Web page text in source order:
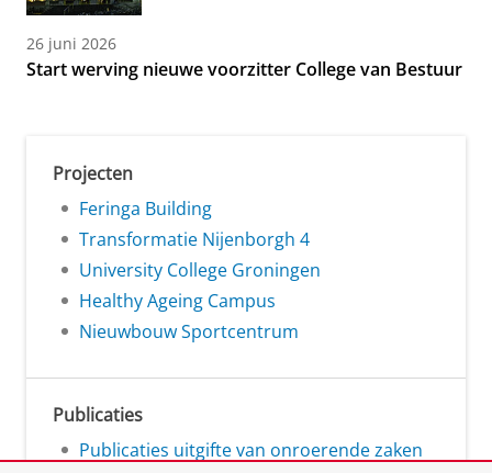
26 juni 2026
Start werving nieuwe voorzitter College van Bestuur
Projecten
Feringa Building
Transformatie Nijenborgh 4
University College Groningen
Healthy Ageing Campus
Nieuwbouw Sportcentrum
Publicaties
Publicaties uitgifte van onroerende zaken